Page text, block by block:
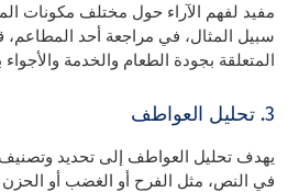
مفيد لفهم الآراء حول مختلف مكونات
المتعلقة بجودة الطعام والخدمة
3. تحليل العواطف
يهدف تحليل العواطف إلى تحديد وتصنيف
في النص، مثل الفرح أو الغضب أو الحزن